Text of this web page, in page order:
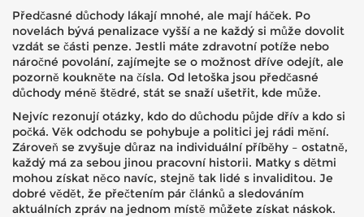
Předčasné důchody lákají mnohé, ale mají háček. Po
novelách bývá penalizace vyšší a ne každý si může dovolit
vzdát se části penze. Jestli máte zdravotní potíže nebo
náročné povolání, zajímejte se o možnost dříve odejít, ale
pozorně koukněte na čísla. Od letoška jsou předčasné
důchody méně štědré, stát se snaží ušetřit, kde může.
Nejvíc rezonují otázky, kdo do důchodu půjde dřív a kdo si
počká. Věk odchodu se pohybuje a politici jej rádi mění.
Zároveň se zvyšuje důraz na individuální příběhy – ostatně,
každý má za sebou jinou pracovní historii. Matky s dětmi
mohou získat něco navíc, stejně tak lidé s invaliditou. Je
dobré vědět, že přečtením pár článků a sledováním
aktuálních zpráv na jednom místě můžete získat náskok.